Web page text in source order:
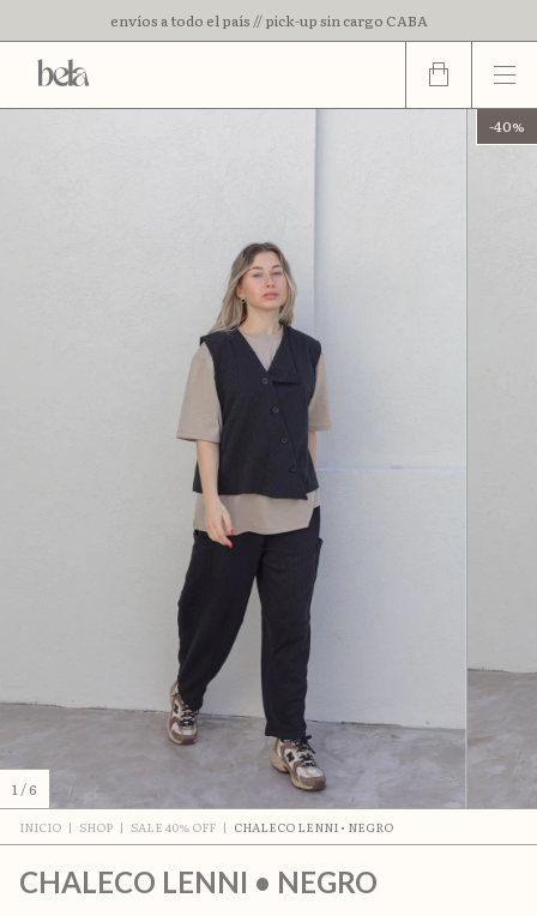
envíos a todo el país // pick-up sin cargo CABA
3 cuotas sin interes // 15% off con transferencia
-40%
1/6
INICIO | SHOP | SALE 40% OFF | CHALECO LENNI • NEGRO
CHALECO LENNI • NEGRO